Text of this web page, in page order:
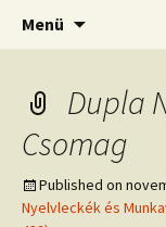
Kamionos
Menü
Dupla
Csomag
Published on
Nyelvleckék és